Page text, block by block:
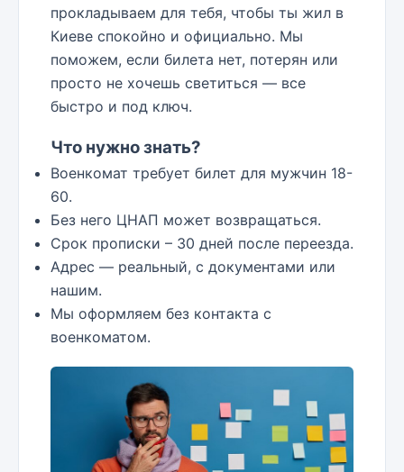
прокладываем для тебя, чтобы ты жил в
Киеве спокойно и официально. Мы
поможем, если билета нет, потерян или
просто не хочешь светиться — все
быстро и под ключ.
Что нужно знать?
Военкомат требует билет для мужчин 18-
60.
Без него ЦНАП может возвращаться.
Срок прописки – 30 дней после переезда.
Адрес — реальный, с документами или
нашим.
Мы оформляем без контакта с
военкоматом.